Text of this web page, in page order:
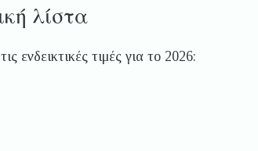
λίστα
ενδεικτικές τιμές για το 2026: